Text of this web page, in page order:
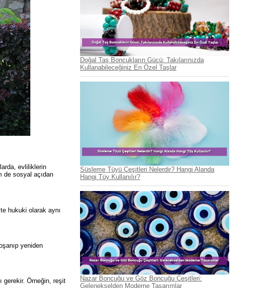
evliliklerin
de sosyal açıdan
hukuki olarak aynı
yeniden
gerekir. Örneğin, reşit
Doğal Taş Boncukların Gücü: Takılarınızda
Kullanabileceğiniz En Özel Taşlar
Süsleme Tüyü Çeşitleri Nelerdir? Hangi Alanda
Hangi Tüy Kullanılır?
Nazar Boncuğu ve Göz Boncuğu Çeşitleri:
Gelenekselden Moderne Tasarımlar